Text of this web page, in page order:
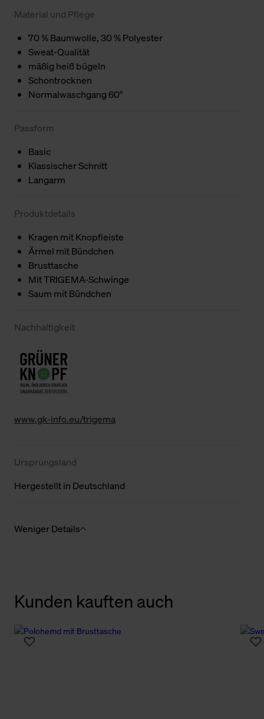
Material und Pflege
70 % Baumwolle, 30 % Polyester
Sweat-Qualität
mäßig heiß bügeln
Schontrocknen
Normalwaschgang 60°
Passform
Basic
Klassischer Schnitt
Langarm
Produktdetails
Kragen mit Knopfleiste
Ärmel mit Bündchen
Brusttasche
Mit TRIGEMA-Schwinge
Saum mit Bündchen
Nachhaltigkeit
www.gk-info.eu/trigema
Ursprungsland
Hergestellt in Deutschland
Weniger Details
Kunden kauften auch